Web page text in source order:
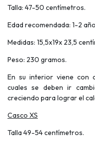
Talla: 47-50 centímetros.
Edad recomendada: 1-2
Medidas: 15,5x19x 23,5
Peso: 230 gramos.
En su interior viene con
cuales se deben ir
creciendo para lograr el
Casco XS
Talla 49-54 centímetros.